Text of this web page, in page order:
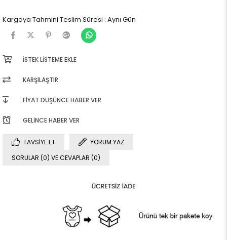
Kargoya Tahmini Teslim Süresi : Aynı Gün
İSTEK LISTEME EKLE
KARŞILAŞTIR
FIYAT DÜŞÜNCE HABER VER
GELINCE HABER VER
TAVSIYE ET
YORUM YAZ
SORULAR (0) VE CEVAPLAR (0)